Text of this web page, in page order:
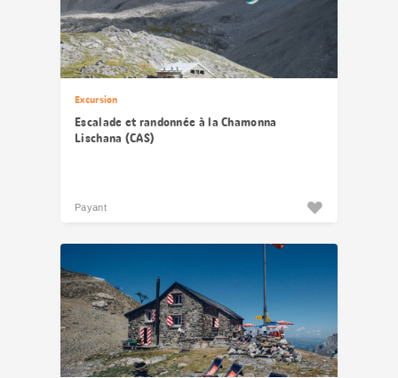
Excursion
Escalade et randonnée à la Chamonna
Lischana (CAS)
Payant